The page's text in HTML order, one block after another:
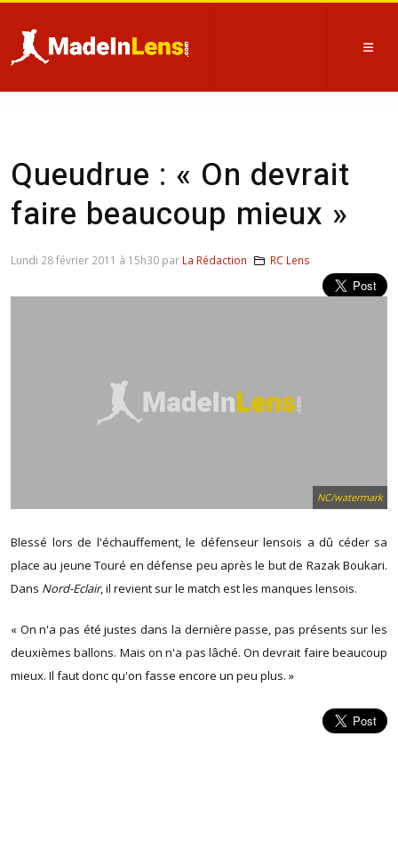
Queudrue : « On devrait
faire beaucoup mieux »
NC/watermark
Blessé lors de l'échauffement, le défenseur lensois a dû céder sa
place au jeune Touré en défense peu après le but de Razak Boukari.
Dans Nord-Eclair, il revient sur le match est les manques lensois.
« On n'a pas été justes dans la dernière passe, pas présents sur les
deuxièmes ballons. Mais on n'a pas lâché. On devrait faire beaucoup
mieux. Il faut donc qu'on fasse encore un peu plus. »
Lundi 28 février 2011 à 15h30 par La Rédaction RC Lens